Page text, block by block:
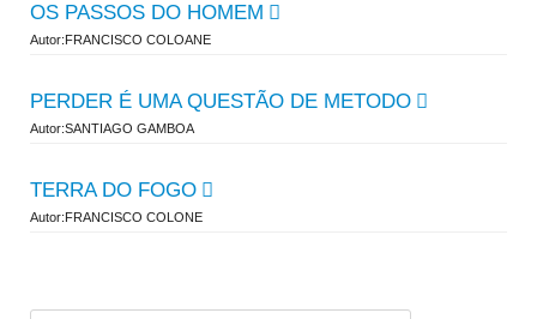
OS PASSOS DO HOMEM
Autor:FRANCISCO COLOANE
PERDER É UMA QUESTÃO DE METODO
Autor:SANTIAGO GAMBOA
TERRA DO FOGO
Autor:FRANCISCO COLONE